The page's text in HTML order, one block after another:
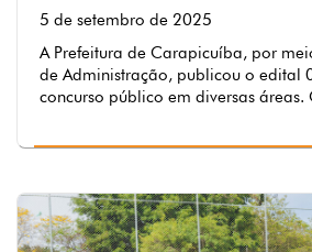
5 de setembro de 2025
A Prefeitura de Carapicuíba, por
de Administração, publicou o edital
concurso público em diversas áreas.